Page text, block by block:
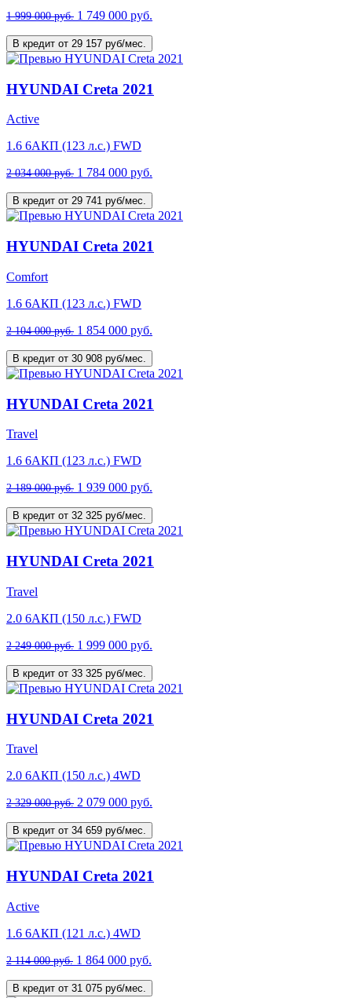
1 999 000 руб. 1 749 000 руб.
В кредит от 29 157 руб/мес.
HYUNDAI Creta 2021
Active
1.6 6AКП (123 л.с.) FWD
2 034 000 руб. 1 784 000 руб.
В кредит от 29 741 руб/мес.
HYUNDAI Creta 2021
Comfort
1.6 6AКП (123 л.с.) FWD
2 104 000 руб. 1 854 000 руб.
В кредит от 30 908 руб/мес.
HYUNDAI Creta 2021
Travel
1.6 6AКП (123 л.с.) FWD
2 189 000 руб. 1 939 000 руб.
В кредит от 32 325 руб/мес.
HYUNDAI Creta 2021
Travel
2.0 6AКП (150 л.с.) FWD
2 249 000 руб. 1 999 000 руб.
В кредит от 33 325 руб/мес.
HYUNDAI Creta 2021
Travel
2.0 6AКП (150 л.с.) 4WD
2 329 000 руб. 2 079 000 руб.
В кредит от 34 659 руб/мес.
HYUNDAI Creta 2021
Active
1.6 6AКП (121 л.с.) 4WD
2 114 000 руб. 1 864 000 руб.
В кредит от 31 075 руб/мес.